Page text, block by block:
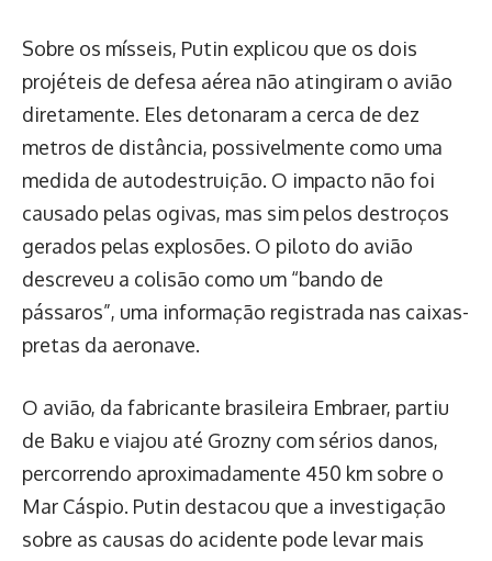
Sobre os mísseis, Putin explicou que os dois
projéteis de defesa aérea não atingiram o avião
diretamente. Eles detonaram a cerca de dez
metros de distância, possivelmente como uma
medida de autodestruição. O impacto não foi
causado pelas ogivas, mas sim pelos destroços
gerados pelas explosões. O piloto do avião
descreveu a colisão como um “bando de
pássaros”, uma informação registrada nas caixas-
pretas da aeronave.
O avião, da fabricante brasileira Embraer, partiu
de Baku e viajou até Grozny com sérios danos,
percorrendo aproximadamente 450 km sobre o
Mar Cáspio. Putin destacou que a investigação
sobre as causas do acidente pode levar mais